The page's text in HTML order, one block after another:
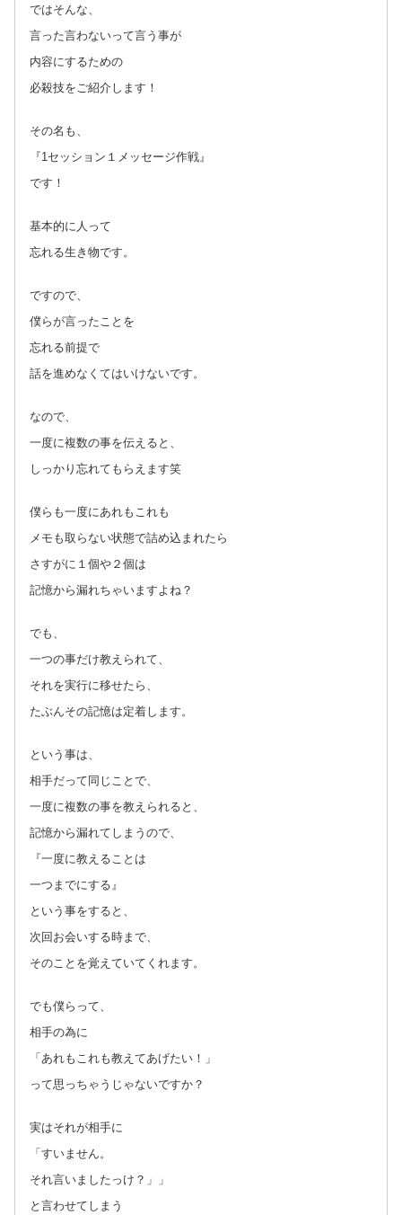
ではそんな、
言った言わないって言う事が
内容にするための
必殺技をご紹介します！
その名も、
『1セッション１メッセージ作戦』
です！
基本的に人って
忘れる生き物です。
ですので、
僕らが言ったことを
忘れる前提で
話を進めなくてはいけないです。
なので、
一度に複数の事を伝えると、
しっかり忘れてもらえます笑
僕らも一度にあれもこれも
メモも取らない状態で詰め込まれたら
さすがに１個や２個は
記憶から漏れちゃいますよね？
でも、
一つの事だけ教えられて、
それを実行に移せたら、
たぶんその記憶は定着します。
という事は、
相手だって同じことで、
一度に複数の事を教えられると、
記憶から漏れてしまうので、
『一度に教えることは
一つまでにする』
という事をすると、
次回お会いする時まで、
そのことを覚えていてくれます。
でも僕らって、
相手の為に
「あれもこれも教えてあげたい！」
って思っちゃうじゃないですか？
実はそれが相手に
「すいません。
それ言いましたっけ？」」
と言わせてしまう